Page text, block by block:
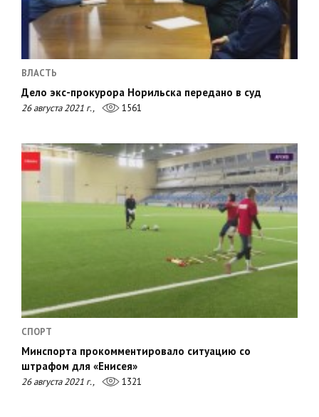
ВЛАСТЬ
Дело экс-прокурора Норильска передано в суд
26 августа 2021 г., 1561
СПОРТ
Минспорта прокомментировало ситуацию со
штрафом для «Енисея»
26 августа 2021 г., 1321